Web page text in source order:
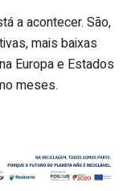
a acontecer. São,
mais baixas
Europa e Estados
meses.